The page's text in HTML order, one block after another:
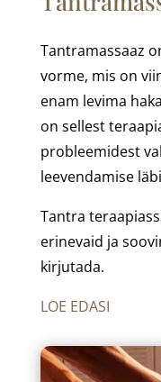
Tantramassaaz
vorme, mis on
enam levima
on sellest
probleemidest
leevendamise
Tantra
erinevaid ja
kirjutada.
LOE EDASI